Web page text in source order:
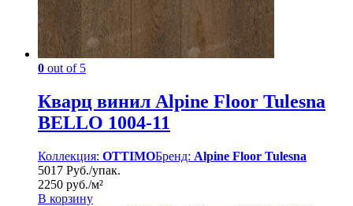
0 out of 5
Кварц винил Alpine Floor Tulesna
BELLO 1004-11
Коллекция: OTTIMOБренд: Alpine Floor Tulesna
5017 Руб./упак.
2250 руб./м²
В корзину